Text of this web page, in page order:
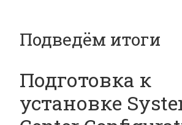
Подведём итоги
Подготовка к
установке